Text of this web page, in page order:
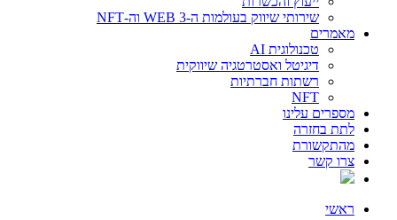
שירותי שיווק בעולמות ה-WEB 3 וה-NFT
מאמרים
טכנולוגית AI
דיגיטל ואסטרטגיה שיווקית
רשתות חברתיות
NFT
מספרים עלינו
לתת בחזרה
מהתקשורת
צרו קשר
ראשי